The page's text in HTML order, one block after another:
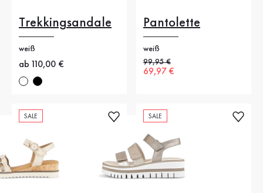
Trekkingsandale
weiß
Neuer Preis
ab 110,00 €
Pantolette
weiß
Alter Preis
99,95 €
Neuer Preis
69,97 €
SALE SALE